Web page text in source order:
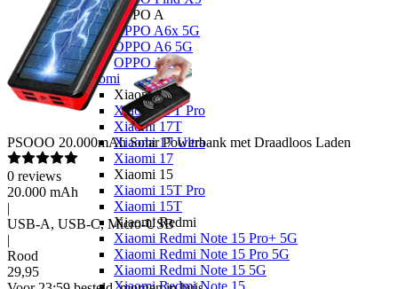
OPPO A
OPPO A6x 5G
OPPO A6 5G
OPPO A40
Xiaomi
Xiaomi 17
Xiaomi 17T Pro
Xiaomi 17T
Xiaomi 17 Ultra
Xiaomi 17
Xiaomi 15
Xiaomi 15T Pro
Xiaomi 15T
Xiaomi Redmi
Xiaomi Redmi Note 15 Pro+ 5G
Xiaomi Redmi Note 15 Pro 5G
Xiaomi Redmi Note 15 5G
Xiaomi Redmi Note 15
PSOOO 20.000mAh Solar Powerbank met Draadloos Laden
0 reviews
20.000 mAh
|
USB-A, USB-C, Micro-USB
|
Rood
29,95